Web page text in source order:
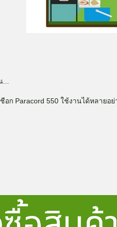
...
ชือก Paracord 550 ใช้งานได้หลายอย่